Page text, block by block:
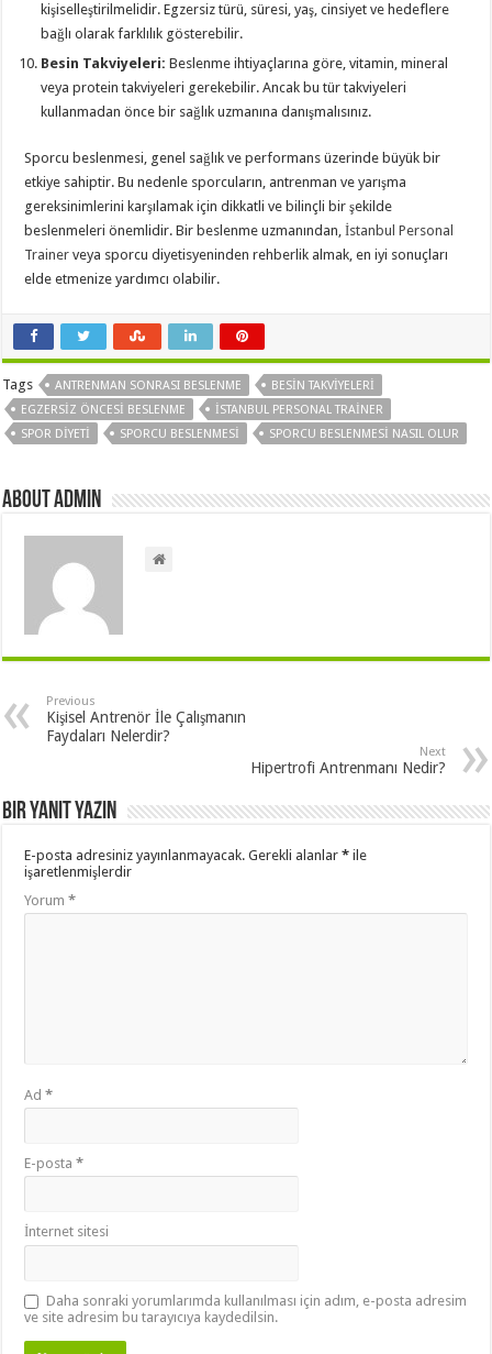
kişiselleştirilmelidir. Egzersiz türü, süresi, yaş, cinsiyet ve hedeflere
bağlı olarak farklılık gösterebilir.
Besin Takviyeleri: Beslenme ihtiyaçlarına göre, vitamin, mineral
veya protein takviyeleri gerekebilir. Ancak bu tür takviyeleri
kullanmadan önce bir sağlık uzmanına danışmalısınız.
Sporcu beslenmesi, genel sağlık ve performans üzerinde büyük bir
etkiye sahiptir. Bu nedenle sporcuların, antrenman ve yarışma
gereksinimlerini karşılamak için dikkatli ve bilinçli bir şekilde
beslenmeleri önemlidir. Bir beslenme uzmanından,İstanbul Personal
Trainer veya sporcu diyetisyeninden rehberlik almak, en iyi sonuçları
elde etmenize yardımcı olabilir.
Tags ANTRENMAN SONRASI BESLENME
BESIN TAKVIYELERI
EGZERSIZ ÖNCESI BESLENME
ISTANBUL PERSONAL TRAINER
SPOR DIYETI
SPORCU BESLENMESI SPORCU BESLENMESI NASIL OLUR
About admin
Previous
Kişisel Antrenör İle Çalışmanın
Faydaları Nelerdir?
Next
Hipertrofi Antrenmanı Nedir?
Bir yanıt yazın
E-posta adresiniz yayınlanmayacak. Gerekli alanlar* ile
işaretlenmişlerdir
Yorum*
Ad*
E-posta*
İnternet sitesi
Daha sonraki yorumlarımda kullanılması için adım, e-posta adresim
ve site adresim bu tarayıcıya kaydedilsin.